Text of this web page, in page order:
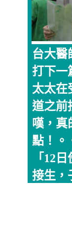
台大醫
打下一
太太在
道之前
嘆，真
點！。
「12
接生，